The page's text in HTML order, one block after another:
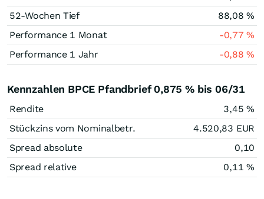
52-Wochen Tief
88,08%
Performance 1 Monat
-0,77%
Performance 1 Jahr
-0,88%
Kennzahlen BPCE Pfandbrief 0,875 % bis 06/31
Rendite 3,45 %
Stückzins vom Nominalbetr.
4.520,83 EUR
Spread absolute
0,10
Spread relative
0,11 %